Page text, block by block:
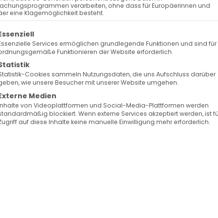
Gaben, so wie wir es in den Worten des
Christus als Haupt, und uns, die Gläubigen, als
Gliedern besteht, die alle verschiedene
eine Vielfalt an geistlichen Gaben, die zum
Erkenntnis, Glaube, Heilung, Wunder, Prophetie,
verarbeiten, ohne dass für Europäerinnen und
eine Klagemöglichkeit besteht.
eine Liste der Service-Gruppen, für die eine
Services ermöglichen grundlegende Funktionen und sind
Funktionieren der Website erforderlich.
Cookies sammeln Nutzungsdaten, die uns Aufschluss darüber
wie unsere Besucher mit unserer Website umgehen.
Medien
von Videoplattformen und Social-Media-Plattformen werden
blockiert. Wenn externe Services akzeptiert werden, ist
auf diese Inhalte keine manuelle Einwilligung mehr erforderlich.